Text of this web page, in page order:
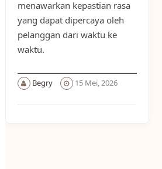
menawarkan kepastian rasa
yang dapat dipercaya oleh
pelanggan dari waktu ke
waktu.
Begry 15 Mei, 2026